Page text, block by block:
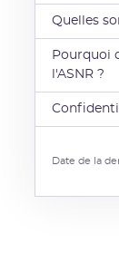
Quelles
Pourquoi
l'ASNR ?
Date de la